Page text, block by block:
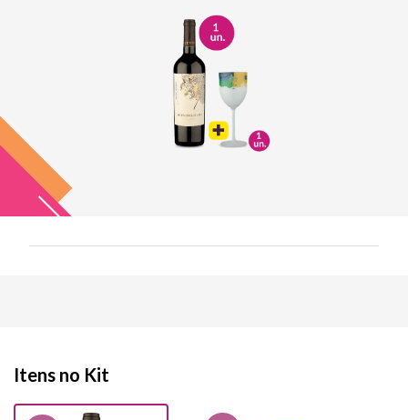
Itens no Kit